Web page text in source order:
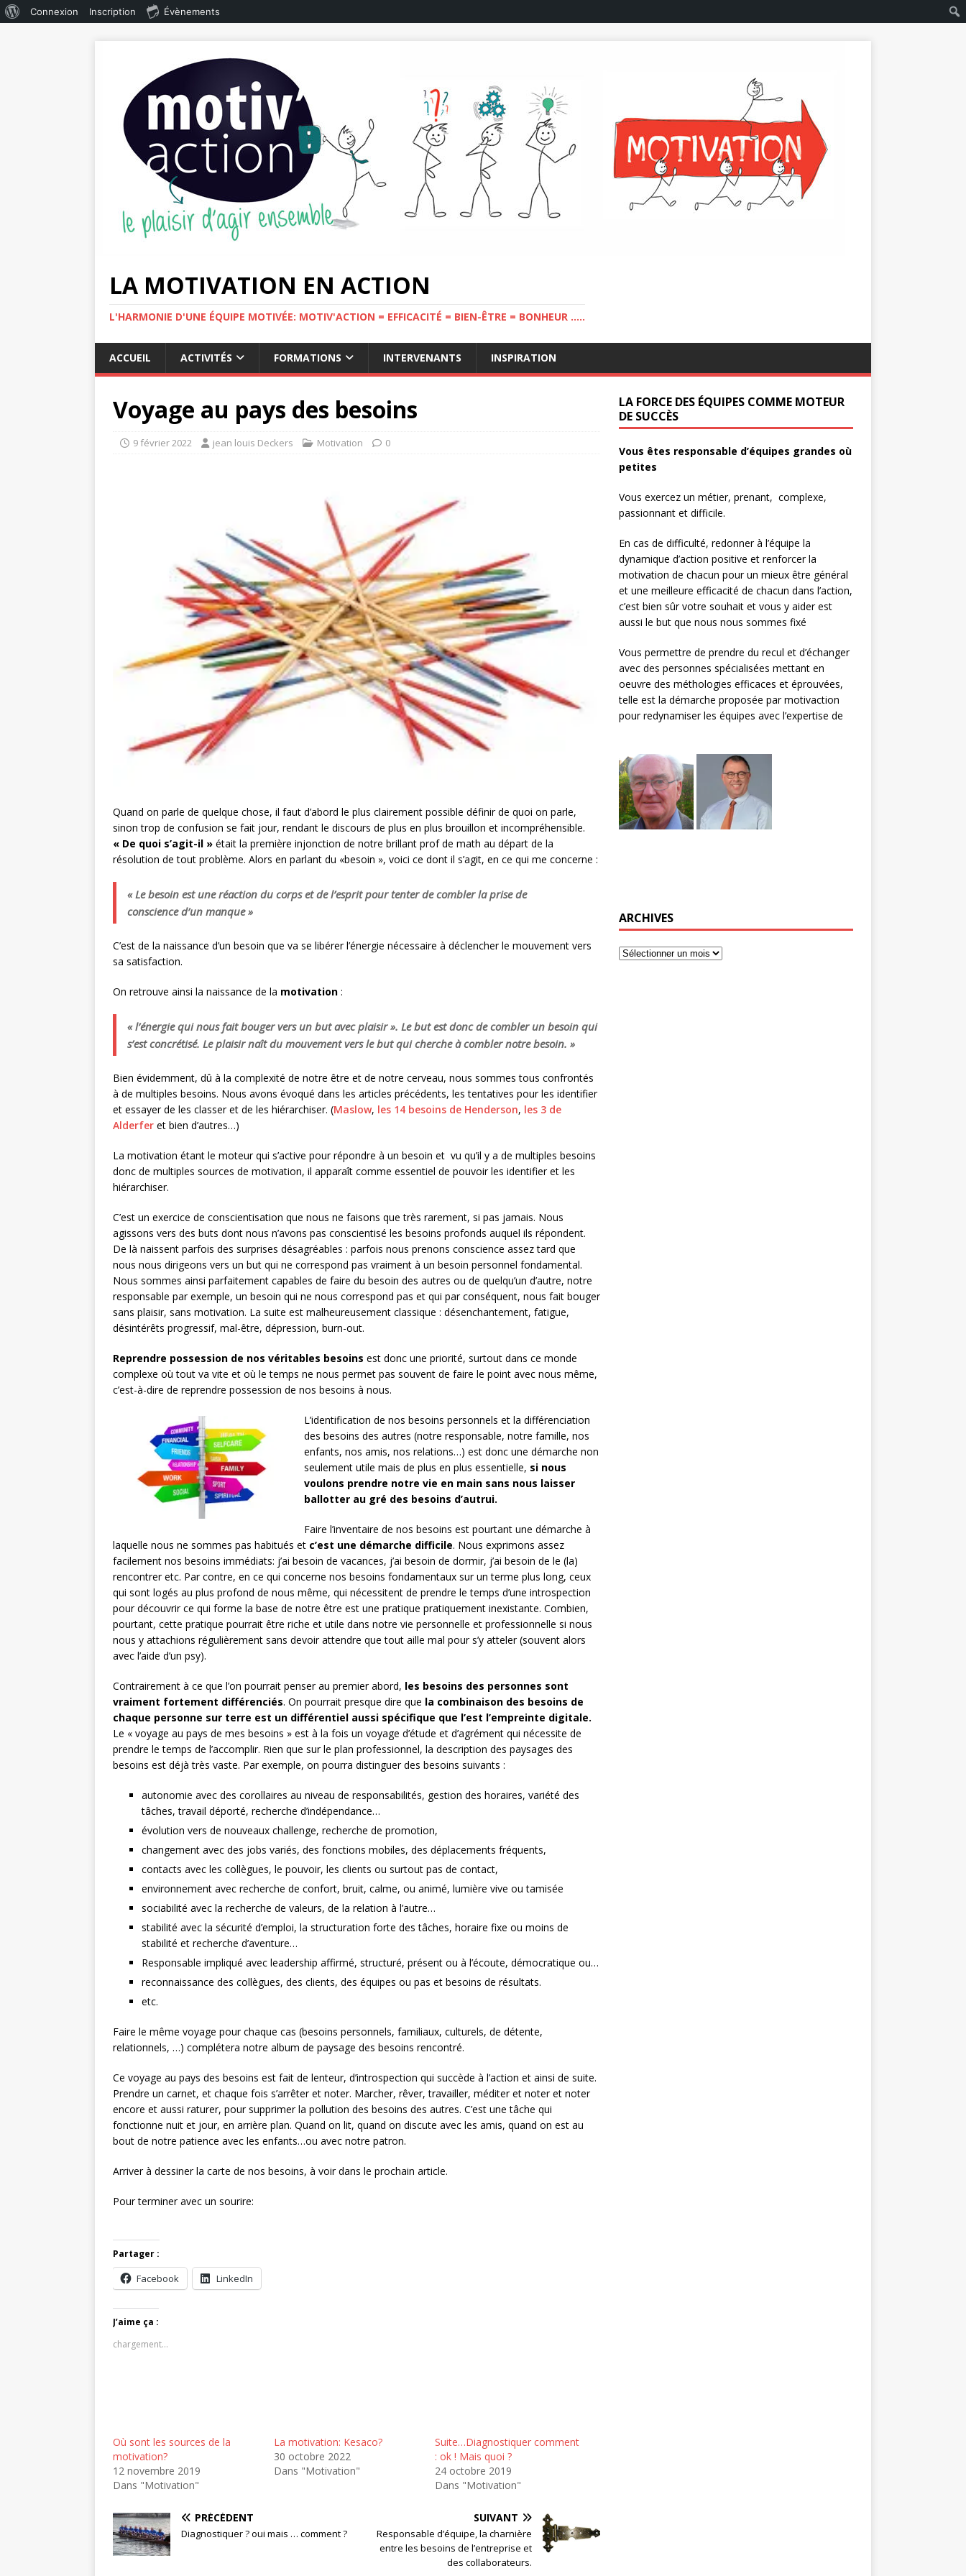
Connexion Inscription Évènements
LA MOTIVATION EN ACTION
L'HARMONIE D'UNE ÉQUIPE MOTIVÉE: MOTIV'ACTION = EFFICACITÉ = BIEN-ÊTRE = BONHEUR .....
ACCUEIL ACTIVITÉS FORMATIONS INTERVENANTS INSPIRATION
Voyage au pays des besoins
9 février 2022 jean louis Deckers Motivation 0
Quand on parle de quelque chose, il faut d’abord le plus clairement possible définir de quoi on parle,
sinon trop de confusion se fait jour, rendant le discours de plus en plus brouillon et incompréhensible.
« De quoi s’agit-il » était la première injonction de notre brillant prof de math au départ de la
résolution de tout problème. Alors en parlant du «besoin », voici ce dont il s’agit, en ce qui me concerne :
« Le besoin est une réaction du corps et de l’esprit pour tenter de combler la prise de
conscienced’un manque »
C’est de la naissance d’un besoin que va se libérer l’énergie nécessaire à déclencher le mouvement vers
sa satisfaction.
On retrouve ainsi la naissance de la motivation :
« l’énergie qui nous fait bouger vers un but avec plaisir ». Le but est donc de combler un besoin qui
s’est concrétisé. Le plaisir naît du mouvement vers le but qui cherche à combler notre besoin. »
Bien évidemment, dû à la complexité de notre être et de notre cerveau, nous sommes tous confrontés
à de multiples besoins. Nous avons évoqué dans les articles précédents, les tentatives pour les identifier
et essayer de les classer et de les hiérarchiser. (Maslow, les 14 besoins de Henderson, les 3 de
Alderfer et bien d’autres…)
La motivation étant le moteur qui s’active pour répondre à un besoin et vu qu’il y a de multiples besoins
donc de multiples sources de motivation, il apparaît comme essentiel de pouvoir les identifier et les
hiérarchiser.
C’est un exercice de conscientisation que nous ne faisons que très rarement, si pas jamais. Nous
agissons vers des buts dont nous n’avons pas conscientisé les besoins profonds auquel ils répondent.
De là naissent parfois des surprises désagréables : parfois nous prenons conscience assez tard que
nous nous dirigeons vers un but qui ne correspond pas vraiment à un besoin personnel fondamental.
Nous sommes ainsi parfaitement capables de faire du besoin des autres ou de quelqu’un d’autre, notre
responsable par exemple, un besoin qui ne nous correspond pas et qui par conséquent, nous fait bouger
sans plaisir, sans motivation. La suite est malheureusement classique : désenchantement, fatigue,
désintérêts progressif, mal-être, dépression, burn-out.
Reprendre possession de nos véritables besoins est donc une priorité, surtout dans ce monde
complexe où tout va vite et où le temps ne nous permet pas souvent de faire le point avec nous même,
c’est-à-dire de reprendre possession de nos besoins à nous.
L’identification de nos besoins personnels et la différenciation
des besoins des autres (notre responsable, notre famille, nos
enfants, nos amis, nos relations…) est donc une démarche non
seulement utile mais de plus en plus essentielle, si nous
voulons prendre notre vie en main sans nous laisser
ballotter au gré des besoins d’autrui.
Faire l’inventaire de nos besoins est pourtant une démarche à
laquelle nous ne sommes pas habitués et c’est une démarche difficile. Nous exprimons assez
facilement nos besoins immédiats: j’ai besoin de vacances, j’ai besoin de dormir, j’ai besoin de le (la)
rencontrer etc. Par contre, en ce qui concerne nos besoins fondamentaux sur un terme plus long, ceux
qui sont logés au plus profond de nous même, qui nécessitent de prendre le temps d’une introspection
pour découvrir ce qui forme la base de notre être est une pratique pratiquement inexistante. Combien,
pourtant, cette pratique pourrait être riche et utile dans notre vie personnelle et professionnelle si nous
nous y attachions régulièrement sans devoir attendre que tout aille mal pour s’y atteler (souvent alors
avec l’aide d’un psy).
Contrairement à ce que l’on pourrait penser au premier abord, les besoins des personnes sont
vraiment fortement différenciés. On pourrait presque dire que la combinaison des besoins de
chaque personne sur terre est un différentiel aussi spécifique que l’est l’empreinte digitale.
Le « voyage au pays de mes besoins » est à la fois un voyage d’étude et d’agrément qui nécessite de
prendre le temps de l’accomplir. Rien que sur le plan professionnel, la description des paysages des
besoins est déjà très vaste. Par exemple, on pourra distinguer des besoins suivants :
autonomie avec des corollaires au niveau de responsabilités, gestion des horaires, variété des
tâches, travail déporté, recherche d’indépendance…
évolution vers de nouveaux challenge, recherche de promotion,
changement avec des jobs variés, des fonctions mobiles, des déplacements fréquents,
contacts avec les collègues, le pouvoir, les clients ou surtout pas de contact,
environnement avec recherche de confort, bruit, calme, ou animé, lumière vive ou tamisée
sociabilité avec la recherche de valeurs, de la relation à l’autre…
stabilité avec la sécurité d’emploi, la structuration forte des tâches, horaire fixe ou moins de
stabilité et recherche d’aventure…
Responsable impliqué avec leadership affirmé, structuré, présent ou à l’écoute, démocratique ou…
reconnaissance des collègues, des clients, des équipes ou pas et besoins de résultats.
etc.
Faire le même voyage pour chaque cas (besoins personnels, familiaux, culturels, de détente,
relationnels, …) complétera notre album de paysage des besoins rencontré.
Ce voyage au pays des besoins est fait de lenteur, d’introspection qui succède à l’action et ainsi de suite.
Prendre un carnet, et chaque fois s’arrêter et noter. Marcher, rêver, travailler, méditer et noter et noter
encore et aussi raturer, pour supprimer la pollution des besoins des autres. C’est une tâche qui
fonctionne nuit et jour, en arrière plan. Quand on lit, quand on discute avec les amis, quand on est au
bout de notre patience avec les enfants…ou avec notre patron.
Arriver à dessiner la carte de nos besoins, à voir dans le prochain article.
Pour terminer avec un sourire:
Partager :
Facebook LinkedIn
J’aime ça :
chargement…
Où sont les sources de la
motivation?
12 novembre 2019
Dans "Motivation"
La motivation: Kesaco?
30 octobre 2022
Dans "Motivation"
Suite…Diagnostiquer comment
: ok ! Mais quoi ?
24 octobre 2019
Dans "Motivation"
PRÉCÉDENT
Diagnostiquer ? oui mais … comment ?
SUIVANT
Responsable d’équipe, la charnière
entre les besoins de l’entreprise et
des collaborateurs.
LA FORCE DES ÉQUIPES COMME MOTEUR
DE SUCCÈS
Vous êtes responsable d’équipes grandes où
petites
Vous exercez un métier, prenant, complexe,
passionnant et difficile.
En cas de difficulté, redonner à l’équipe la
dynamique d’action positive et renforcer la
motivation de chacun pour un mieux être général
et une meilleure efficacité de chacun dans l’action,
c’est bien sûr votre souhait et vous y aider est
aussi le but que nous nous sommes fixé
Vous permettre de prendre du recul et d’échanger
avec des personnes spécialisées mettant en
oeuvre des méthologies efficaces et éprouvées,
telle est la démarche proposée par motivaction
pour redynamiser les équipes avec l’expertise de
ARCHIVES